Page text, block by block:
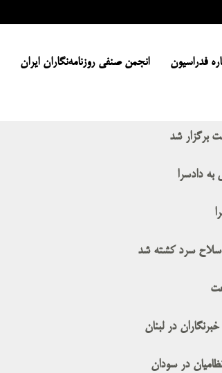
فدراسیون انجمن صنفی روزنامه‌نگاران ایران
برگزار شد
دادسرا
سلاح سرد کشته شد
در لبنان
در سودان